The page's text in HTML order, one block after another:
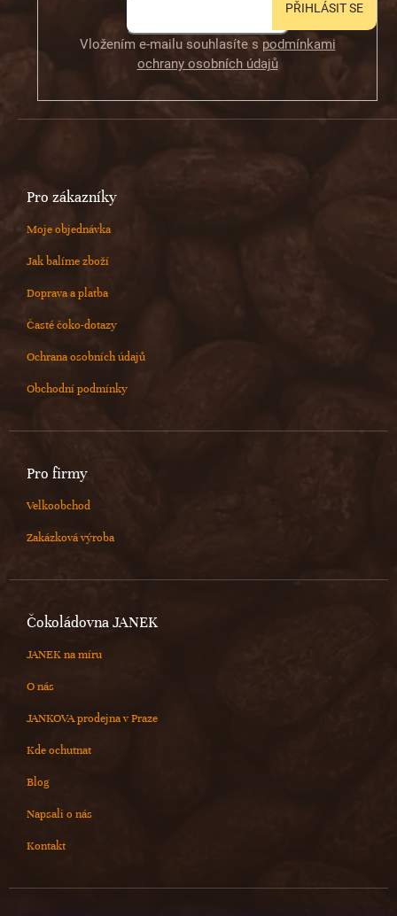
Vložením e-mailu souhlasíte s podmínkami
ochrany osobních údajů
PŘIHLÁSIT SE
Pro zákazníky
Moje objednávka
Jak balíme zboží
Doprava a platba
Časté čoko-dotazy
Ochrana osobních údajů
Obchodní podmínky
Pro firmy
Velkoobchod
Zakázková výroba
Čokoládovna JANEK
JANEK na míru
O nás
JANKOVA prodejna v Praze
Kde ochutnat
Blog
Napsali o nás
Kontakt